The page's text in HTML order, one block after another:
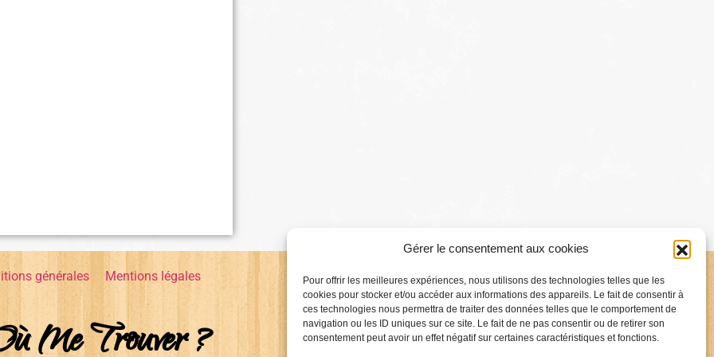
Gérer le consentement aux cookies
Pour offrir les meilleures expériences, nous utilisons des technologies telles que les
cookies pour stocker et/ou accéder aux informations des appareils. Le fait de consentir à
ces technologies nous permettra de traiter des données telles que le comportement de
navigation ou les ID uniques sur ce site. Le fait de ne pas consentir ou de retirer son
consentement peut avoir un effet négatif sur certaines caractéristiques et fonctions.
générales Mentions légales
Me Trouver ?